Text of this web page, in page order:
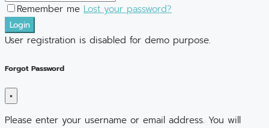
Remember me Lost your password?
Login
User registration is disabled for demo purpose.
Forgot Password
×
Please enter your username or email address. You will